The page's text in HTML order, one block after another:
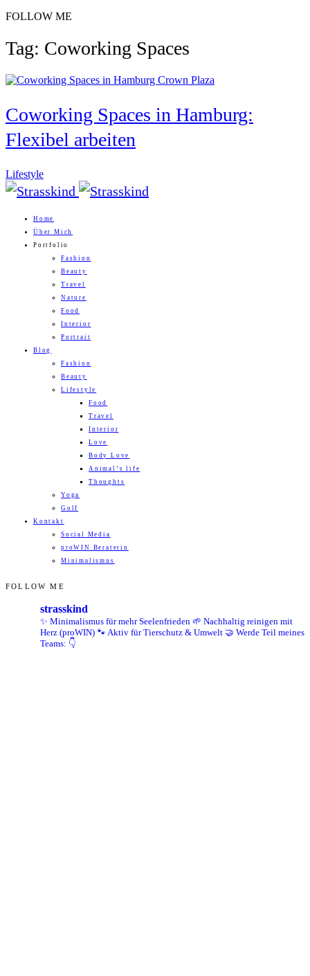
FOLLOW ME
Tag: Coworking Spaces
Coworking Spaces in Hamburg:
Flexibel arbeiten
Lifestyle
Home
Über Mich
Portfolio
Fashion
Beauty
Travel
Nature
Food
Interior
Portrait
Blog
Fashion
Beauty
Lifestyle
Food
Travel
Interior
Love
Body Love
Animal’s life
Thoughts
Yoga
Golf
Kontakt
Social Media
proWIN Beraterin
Minimalismus
FOLLOW ME
strasskind
✨ Minimalismus für mehr Seelenfrieden 🌱 Nachhaltig reinigen mit
Herz (proWIN) 🐾 Aktiv für Tierschutz & Umwelt 🤝 Werde Teil meines
Teams: 👇